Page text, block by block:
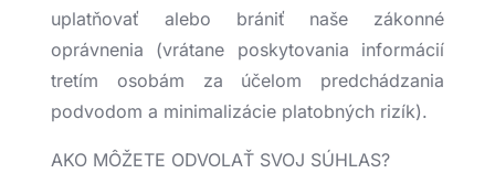
uplatňovať alebo brániť naše zákonné
oprávnenia (vrátane poskytovania informácií
tretím osobám za účelom predchádzania
podvodom a minimalizácie platobných rizík).
AKO MÔŽETE ODVOLAŤ SVOJ SÚHLAS?